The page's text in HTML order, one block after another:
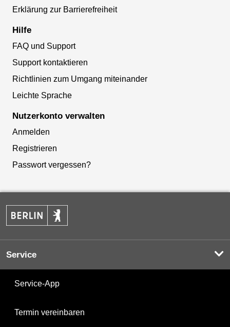
Erklärung zur Barrierefreiheit
Hilfe
FAQ und Support
Support kontaktieren
Richtlinien zum Umgang miteinander
Leichte Sprache
Nutzerkonto verwalten
Anmelden
Registrieren
Passwort vergessen?
Service
Service-App
Termin vereinbaren